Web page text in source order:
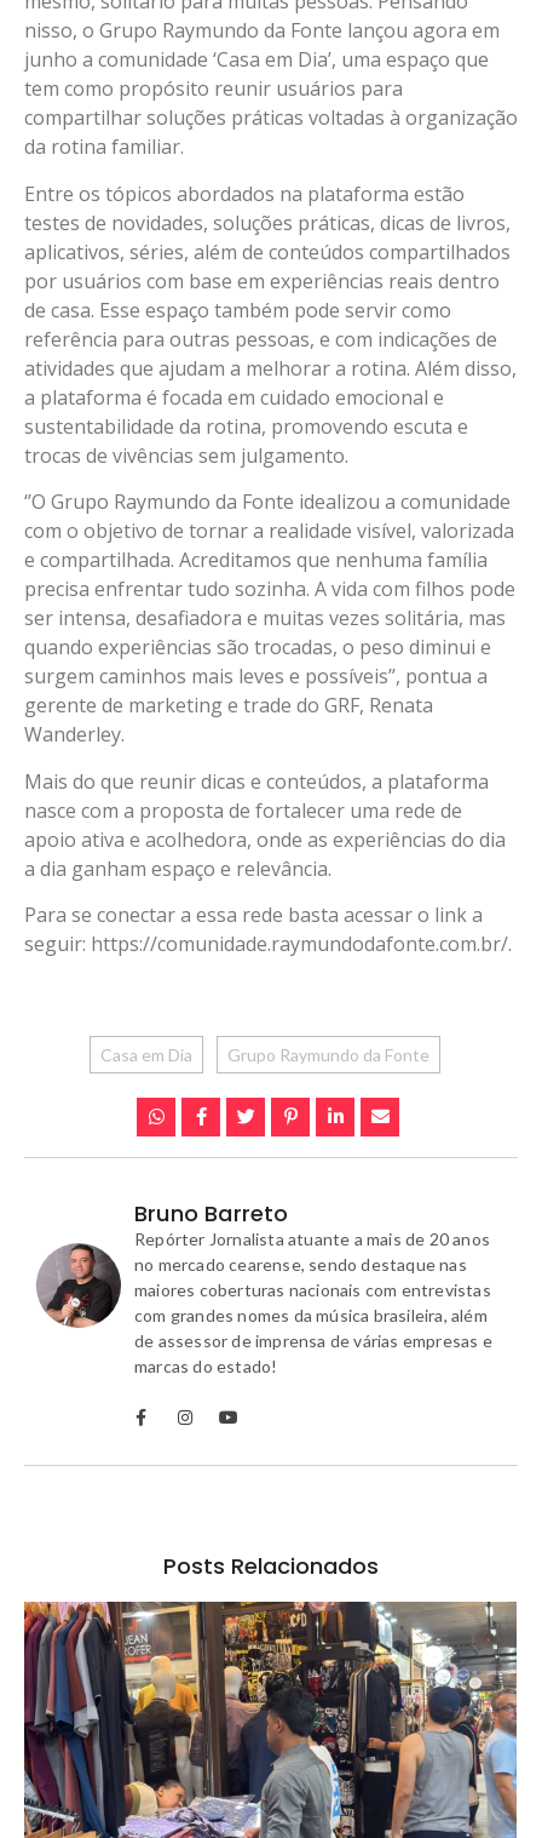
nisso, o Grupo Raymundo da Fonte lançou agora em
junho a comunidade ‘Casa em Dia’, uma espaço que
tem como propósito reunir usuários para
compartilhar soluções práticas voltadas à organização
da rotina familiar.
Entre os tópicos abordados na plataforma estão
testes de novidades, soluções práticas, dicas de livros,
aplicativos, séries, além de conteúdos compartilhados
por usuários com base em experiências reais dentro
de casa. Esse espaço também pode servir como
referência para outras pessoas, e com indicações de
atividades que ajudam a melhorar a rotina. Além disso,
a plataforma é focada em cuidado emocional e
sustentabilidade da rotina, promovendo escuta e
trocas de vivências sem julgamento.
‘’O Grupo Raymundo da Fonte idealizou a comunidade
com o objetivo de tornar a realidade visível, valorizada
e compartilhada. Acreditamos que nenhuma família
precisa enfrentar tudo sozinha. A vida com filhos pode
ser intensa, desafiadora e muitas vezes solitária, mas
quando experiências são trocadas, o peso diminui e
surgem caminhos mais leves e possíveis’’, pontua a
gerente de marketing e trade do GRF, Renata
Wanderley.
Mais do que reunir dicas e conteúdos, a plataforma
nasce com a proposta de fortalecer uma rede de
apoio ativa e acolhedora, onde as experiências do dia
a dia ganham espaço e relevância.
Para se conectar a essa rede basta acessar o link a
seguir: https://comunidade.raymundodafonte.com.br/.
Casa em Dia Grupo Raymundo da Fonte
Bruno Barreto
Repórter Jornalista atuante a mais de 20 anos
no mercado cearense, sendo destaque nas
maiores coberturas nacionais com entrevistas
com grandes nomes da música brasileira, além
de assessor de imprensa de várias empresas e
marcas do estado!
Posts Relacionados